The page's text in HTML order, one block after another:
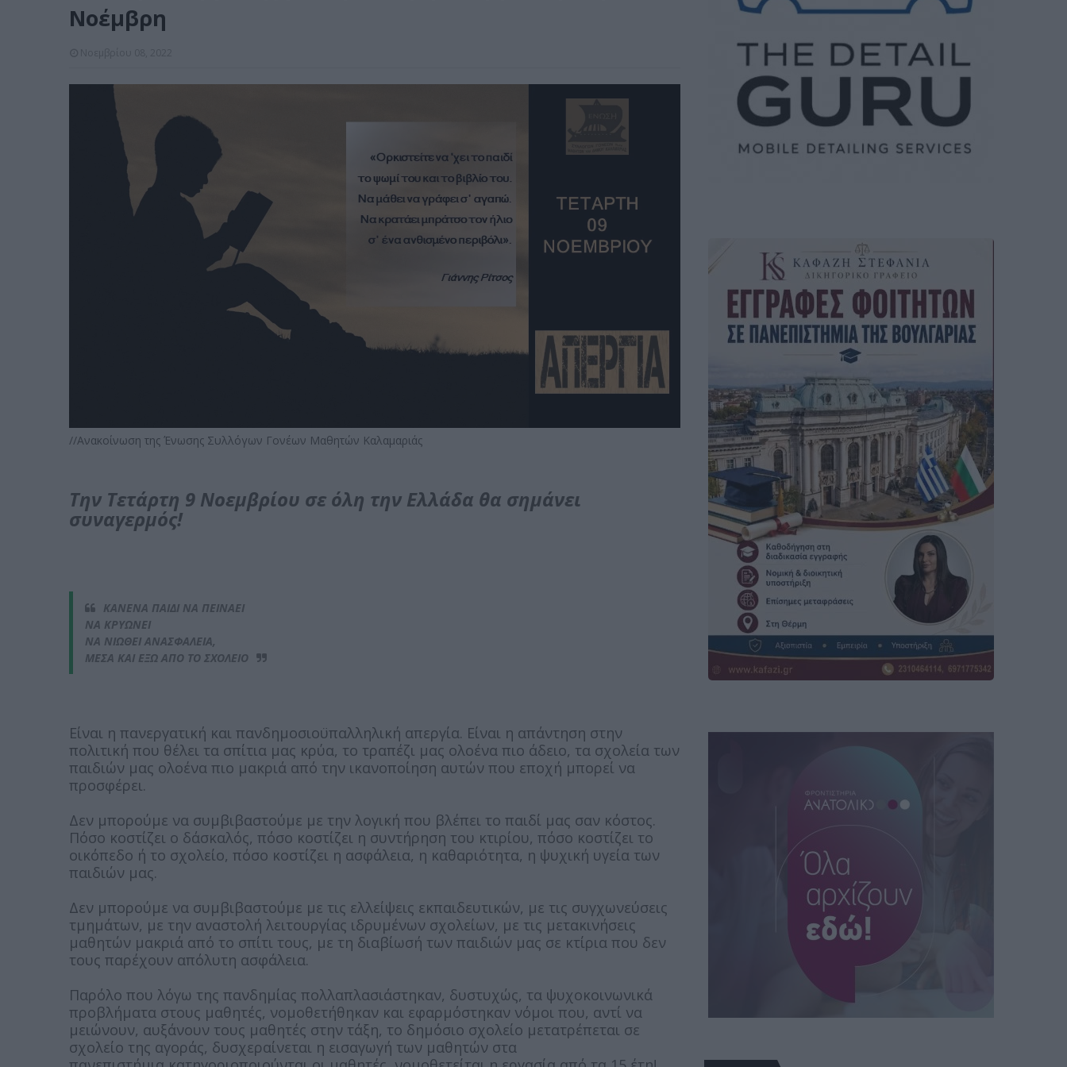
Νοέμβρη
//Ανακοίνωση της Ένωσης Συλλόγων Γονέων Μαθητών Καλαμαριάς
Tην Τετάρτη 9 Νοεμβρίου σε όλη την Ελλάδα θα σημάνει
συναγερμός!
ΚΑΝΕΝΑ ΠΑΙΔΙ ΝΑ ΠΕΙΝΑΕΙ
ΝΑ ΚΡΥΩΝΕΙ
ΝΑ ΝΙΩΘΕΙ ΑΝΑΣΦΑΛΕΙΑ,
ΜΕΣΑ ΚΑΙ ΕΞΩ ΑΠΟ ΤΟ ΣΧΟΛΕΙΟ
Είναι η πανεργατική και πανδημοσιοϋπαλληλική απεργία. Είναι η απάντηση στην
πολιτική που θέλει τα σπίτια μας κρύα, το τραπέζι μας ολοένα πιο άδειο, τα σχολεία των
παιδιών μας ολοένα πιο μακριά από την ικανοποίηση αυτών που εποχή μπορεί να
προσφέρει.
Δεν μπορούμε να συμβιβαστούμε με την λογική που βλέπει το παιδί μας σαν κόστος.
Πόσο κοστίζει ο δάσκαλός, πόσο κοστίζει η συντήρηση του κτιρίου, πόσο κοστίζει το
οικόπεδο ή το σχολείο, πόσο κοστίζει η ασφάλεια, η καθαριότητα, η ψυχική υγεία των
παιδιών μας.
Δεν μπορούμε να συμβιβαστούμε με τις ελλείψεις εκπαιδευτικών, με τις συγχωνεύσεις
τμημάτων, με την αναστολή λειτουργίας ιδρυμένων σχολείων, με τις μετακινήσεις
μαθητών μακριά από το σπίτι τους, με τη διαβίωσή των παιδιών μας σε κτίρια που δεν
τους παρέχουν απόλυτη ασφάλεια.
Παρόλο που λόγω της πανδημίας πολλαπλασιάστηκαν, δυστυχώς, τα ψυχοκοινωνικά
προβλήματα στους μαθητές, νομοθετήθηκαν και εφαρμόστηκαν νόμοι που, αντί να
μειώνουν, αυξάνουν τους μαθητές στην τάξη, το δημόσιο σχολείο μετατρέπεται σε
σχολείο της αγοράς, δυσχεραίνεται η εισαγωγή των μαθητών στα